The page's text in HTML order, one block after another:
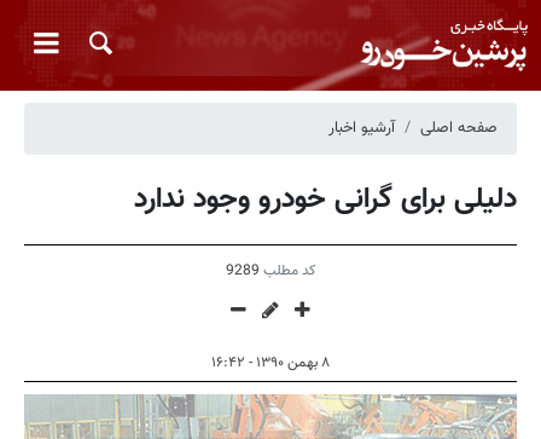
صفحه اصلی آرشیو اخبار
دلیلی برای گرانی خودرو وجود ندارد
کد مطلب 9289
۸ بهمن ۱۳۹۰ - ۱۶:۴۲